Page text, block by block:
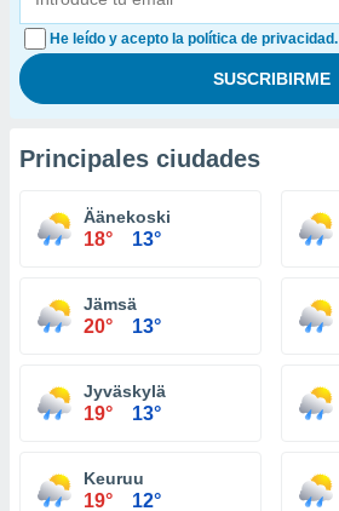
He leído y acepto la política de privacidad.
Principales ciudades
Äänekoski
18° 13°
Jämsä
20° 13°
Jyväskylä
19° 13°
Keuruu
19° 12°